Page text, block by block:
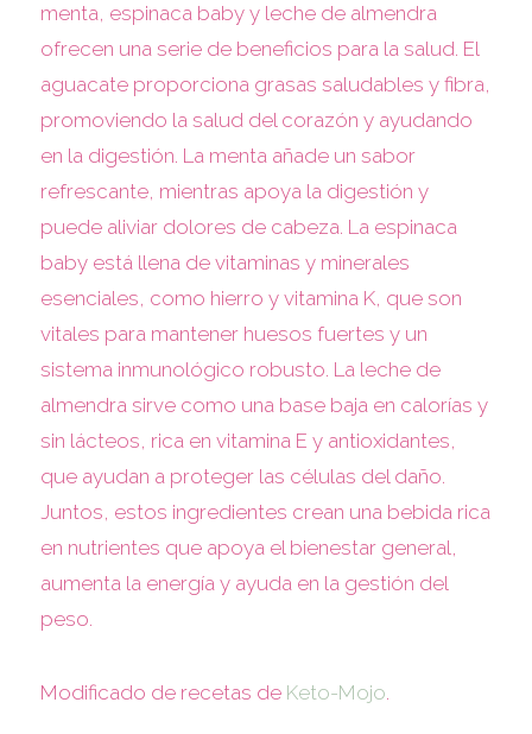
menta, espinaca baby y leche de almendra
ofrecen una serie de beneficios para la salud. El
aguacate proporciona grasas saludables y fibra,
promoviendo la salud del corazón y ayudando
en la digestión. La menta añade un sabor
refrescante, mientras apoya la digestión y
puede aliviar dolores de cabeza. La espinaca
baby está llena de vitaminas y minerales
esenciales, como hierro y vitamina K, que son
vitales para mantener huesos fuertes y un
sistema inmunológico robusto. La leche de
almendra sirve como una base baja en calorías y
sin lácteos, rica en vitamina E y antioxidantes,
que ayudan a proteger las células del daño.
Juntos, estos ingredientes crean una bebida rica
en nutrientes que apoya el bienestar general,
aumenta la energía y ayuda en la gestión del
peso.
Modificado de recetas de Keto-Mojo.